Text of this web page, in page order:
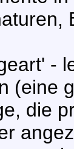
-
(eine
die